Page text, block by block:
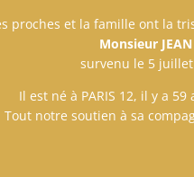
proches et la famille ont la
Monsieur JEAN
survenu le 5
Il est né à PARIS 12, il y a
Tout notre soutien à sa